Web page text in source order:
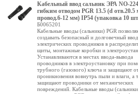
Кабельный ввод сальник ЭРА NO-
гибким отводом PGR 13.5 (d отв.20.5
провод.6-12 мм) IP54 (упаковка 10
Б0065201
Кабельные вводы (сальники) PGR
создавать безопасный и долговечный ввод
электрических проводников в
щиты, монтажные коробки и
Устанавливаются в местах ввода-вывода
проводников в электроустановку при
трубного (газового) ключа и защищают
проникновения вовнутрь пыли и влаги, а
защищают проводники от механических
повреждений. Кабельные вводы